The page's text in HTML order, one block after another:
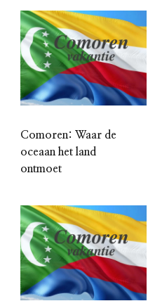
Comoren: Waar de
oceaan het land
ontmoet